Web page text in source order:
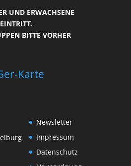
UND ERWACHSENE
BITTE VORHER R
Karte
Newsletter
Impressum
Datenschutz